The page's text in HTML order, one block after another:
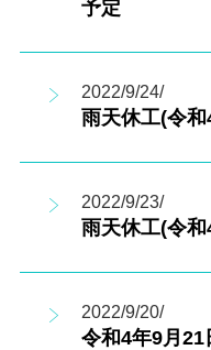
予定
2022/9/24/
雨天休工(令
2022/9/23/
雨天休工(令
2022/9/20/
令和4年9月21